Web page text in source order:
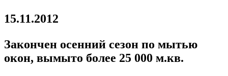
15.11.2012
Закончен осенний сезон по мытью
окон, вымыто более 25 000 м.кв.